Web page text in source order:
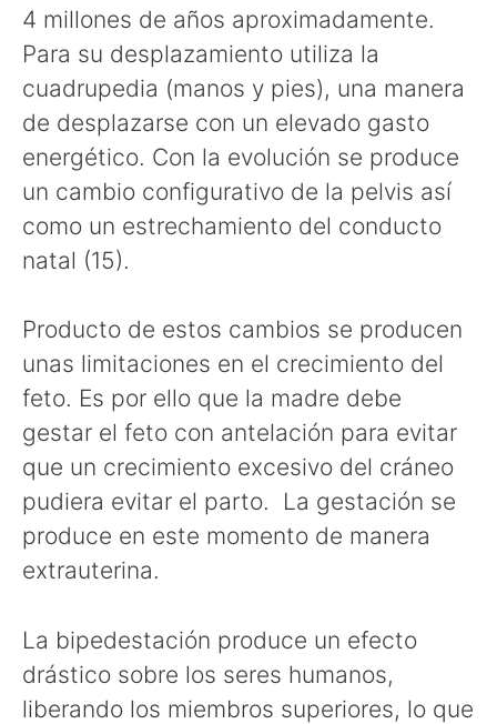
4 millones de años aproximadamente.
Para su desplazamiento utiliza la
cuadrupedia (manos y pies), una manera
de desplazarse con un elevado gasto
energético. Con la evolución se produce
un cambio configurativo de la pelvis así
como un estrechamiento del conducto
natal (15).
Producto de estos cambios se producen
unas limitaciones en el crecimiento del
feto. Es por ello que la madre debe
gestar el feto con antelación para evitar
que un crecimiento excesivo del cráneo
pudiera evitar el parto. La gestación se
produce en este momento de manera
extrauterina.
La bipedestación produce un efecto
drástico sobre los seres humanos,
liberando los miembros superiores, lo que